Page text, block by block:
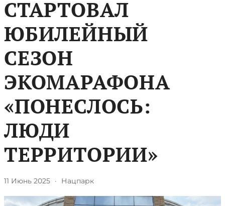
СТАРТОВАЛ
ЮБИЛЕЙНЫЙ
СЕЗОН
ЭКОМАРАФОНА
«ПОНЕСЛОСЬ:
ЛЮДИ
ТЕРРИТОРИИ»
11 Июнь 2025 · Нацпарк